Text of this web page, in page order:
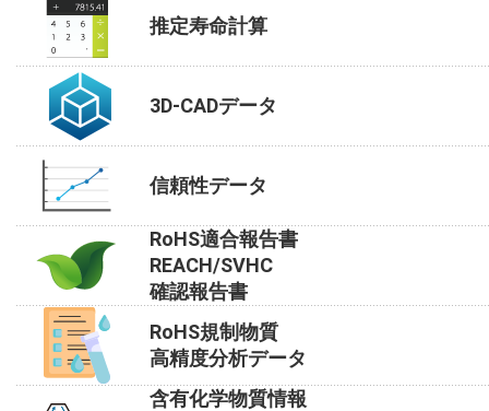
推定寿命計算
3D-CADデータ
信頼性データ
RoHS適合報告書
REACH/SVHC
確認報告書
RoHS規制物質
高精度分析データ
含有化学物質情報